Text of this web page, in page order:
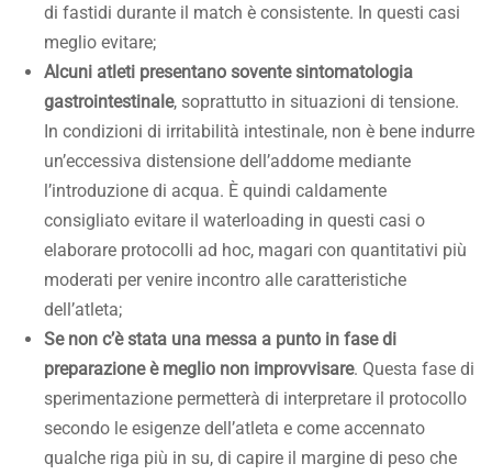
di fastidi durante il match è consistente. In questi casi
meglio evitare;
Alcuni atleti presentano sovente sintomatologia
gastrointestinale, soprattutto in situazioni di tensione.
In condizioni di irritabilità intestinale, non è bene indurre
un’eccessiva distensione dell’addome mediante
l’introduzione di acqua. È quindi caldamente
consigliato evitare il waterloading in questi casi o
elaborare protocolli ad hoc, magari con quantitativi più
moderati per venire incontro alle caratteristiche
dell’atleta;
Se non c’è stata una messa a punto in fase di
preparazione è meglio non improvvisare. Questa fase di
sperimentazione permetterà di interpretare il protocollo
secondo le esigenze dell’atleta e come accennato
qualche riga più in su, di capire il margine di peso che